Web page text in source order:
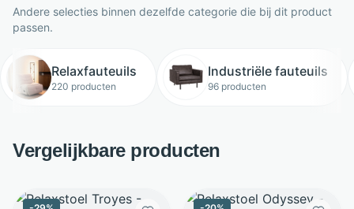
Andere selecties binnen dezelfde categorie die bij dit product
passen.
Relaxfauteuils
220 producten
Industriële fauteuils
96 producten
Vergelijkbare producten